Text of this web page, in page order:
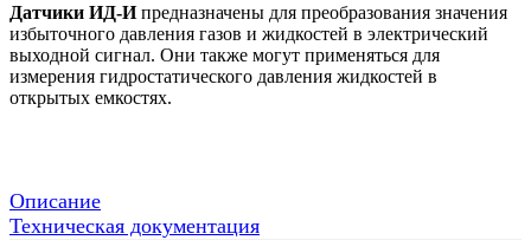
Датчики ИД-Ипредназначены для преобразования значения
избыточного давления газов и жидкостей в электрический
выходной сигнал. Они также могут применяться для
измерения гидростатического давления жидкостей в
открытых емкостях.
Описание
Техническая документация